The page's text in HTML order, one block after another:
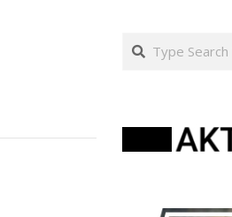
Search